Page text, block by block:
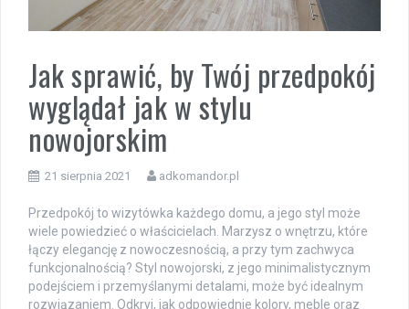
Jak sprawić, by Twój przedpokój
wyglądał jak w stylu
nowojorskim
21 sierpnia 2021 adkomandor.pl
Przedpokój to wizytówka każdego domu, a jego styl może
wiele powiedzieć o właścicielach. Marzysz o wnętrzu, które
łączy elegancję z nowoczesnością, a przy tym zachwyca
funkcjonalnością? Styl nowojorski, z jego minimalistycznym
podejściem i przemyślanymi detalami, może być idealnym
rozwiązaniem. Odkryj, jak odpowiednie kolory, meble oraz